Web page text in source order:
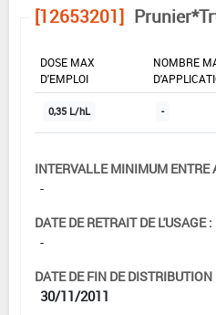
[12653201]
DOSE MAX
D'EMPLOI
NOMBRE
0,35 L/hL -
INTERVALLE MINIMUM ENTRE
-
DATE DE RETRAIT DE L'USAGE :
-
DATE DE FIN DE DISTRIBUTION
30/11/2011